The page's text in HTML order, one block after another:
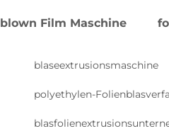
blown Film Maschine
blaseextrusionsmaschine
polyethylen-